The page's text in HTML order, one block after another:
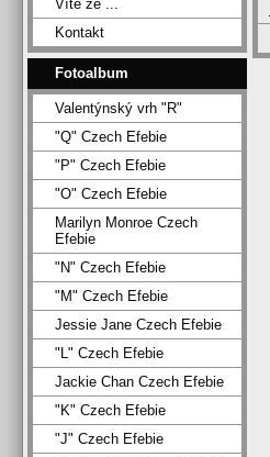
Víte že ...
Kontakt
Fotoalbum
Valentýnský vrh "R"
"Q" Czech Efebie
"P" Czech Efebie
"O" Czech Efebie
Marilyn Monroe Czech
Efebie
"N" Czech Efebie
"M" Czech Efebie
Jessie Jane Czech Efebie
"L" Czech Efebie
Jackie Chan Czech Efebie
"K" Czech Efebie
"J" Czech Efebie